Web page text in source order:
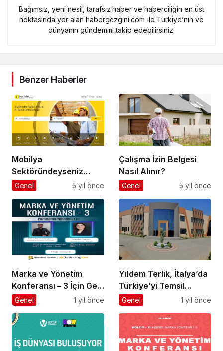
Bağımsız, yeni nesil, tarafsız haber ve haberciliğin en üst
noktasında yer alan habergezgini.com ile Türkiye’nin ve
dünyanın gündemini takip edebilirsiniz.
Benzer Haberler
Mobilya
Sektöründeyseniz
İnternetin Gücünü
Genel 5 yıl önce
Çalışma İzin Belgesi
Nasıl Alınır?
Genel 5 yıl önce
Marka ve Yönetim
Konferansı – 3 İçin Geri
Sayım!
Genel 1 yıl önce
Yıldem Terlik, İtalya’da
Türkiye’yi Temsil
Edecek Gaziantepli
en prestijli fuarında
boy gösterecek
Genel 1 yıl önce